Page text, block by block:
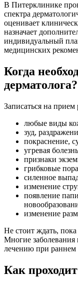
В Питерклинике
спектра
оценивает
назначает
индивидуальный
медицинских
Когда
дерматолога?
Записаться на прием
любые виды
зуд,
покраснение,
угревая
признаки
грибковые
силенное
изменение
появление
изменение
Не стоит ждать,
Многие заболевания
лечению при раннем
Как